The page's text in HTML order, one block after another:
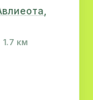
1.7 км